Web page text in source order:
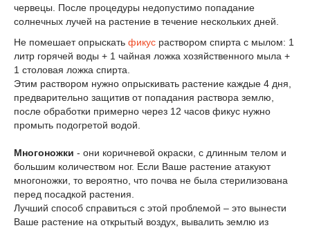
червецы. После процедуры недопустимо попадание
солнечных лучей на растение в течение нескольких дней.
Не помешает опрыскать фикус раствором спирта с мылом: 1
литр горячей воды + 1 чайная ложка хозяйственного мыла +
1 столовая ложка спирта.
Этим раствором нужно опрыскивать растение каждые 4 дня,
предварительно защитив от попадания раствора землю,
после обработки примерно через 12 часов фикус нужно
промыть подогретой водой.
Многоножки - они коричневой окраски, с длинным телом и
большим количеством ног. Если Ваше растение атакуют
многоножки, то вероятно, что почва не была стерилизована
перед посадкой растения.
Лучший способ справиться с этой проблемой – это вынести
Ваше растение на открытый воздух, вывалить землю из